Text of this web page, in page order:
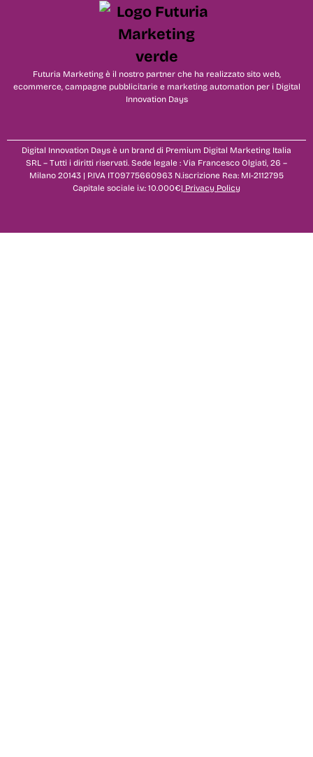
Futuria Marketing è il nostro partner che ha realizzato sito web,
ecommerce, campagne pubblicitarie e marketing automation per i Digital
Innovation Days
Digital Innovation Days è un brand di Premium Digital Marketing Italia
SRL – Tutti i diritti riservati. Sede legale : Via Francesco Olgiati, 26 –
Milano 20143 | P.IVA IT09775660963 N.iscrizione Rea: MI-2112795
Capitale sociale i.v.: 10.000€| Privacy Policy